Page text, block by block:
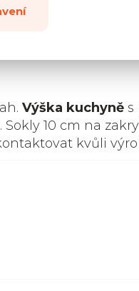
Výška kuchyně s
. Sokly 10 cm na
kvůli